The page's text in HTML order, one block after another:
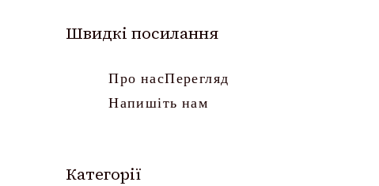
Швидкі посилання
Про насПерегляд
Напишіть нам
Категорії